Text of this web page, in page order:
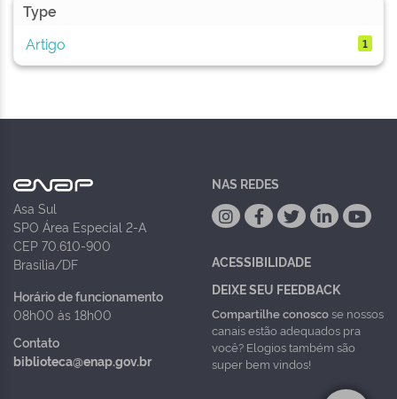
Type
Artigo
1
Asa Sul
SPO Área Especial 2-A
CEP 70.610-900
Brasília/DF
Horário de funcionamento
08h00 às 18h00
Contato
biblioteca@enap.gov.br
NAS REDES
ACESSIBILIDADE
DEIXE SEU FEEDBACK
Compartilhe conoscose nossos
canais estão adequados pra
você? Elogios também são
super bem vindos!